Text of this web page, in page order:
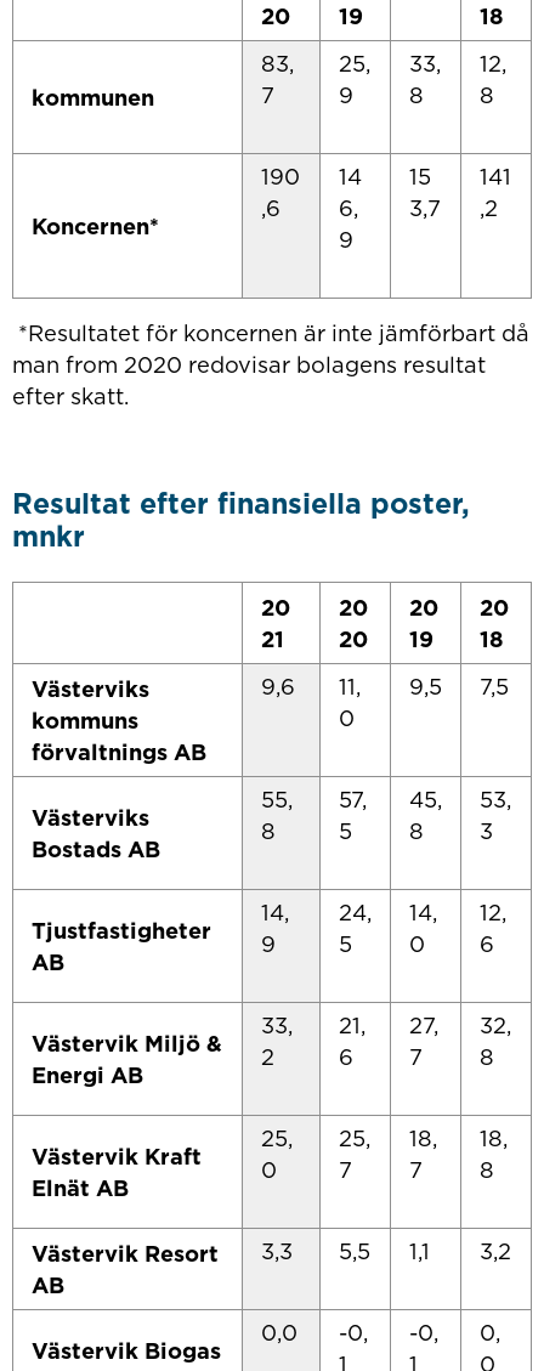
20
19
18
kommunen
83,
7
25,
9
33,
8
12,
8
Koncernen*
190
,6
14
6,
9
15
3,7
141
,2
*Resultatet för koncernen är inte jämförbart då
man from 2020 redovisar bolagens resultat
efter skatt.
Resultat efter finansiella poster,
mnkr
20
21
20
20
20
19
20
18
Västerviks
kommuns
förvaltnings AB
9,6
11,
0
9,5 7,5
Västerviks
Bostads AB
55,
8
57,
5
45,
8
53,
3
Tjustfastigheter
AB
14,
9
24,
5
14,
0
12,
6
Västervik Miljö &
Energi AB
33,
2
21,
6
27,
7
32,
8
Västervik Kraft
Elnät AB
25,
0
25,
7
18,
7
18,
8
Västervik Resort
AB
3,3 5,5 1,1 3,2
Västervik Biogas
0,0
-0,
1
-0,
1
0,
0